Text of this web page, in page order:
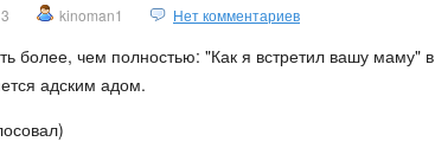
kinoman1 Нет комментариев
более, чем полностью: "Как я встретил вашу маму" в
адским адом.